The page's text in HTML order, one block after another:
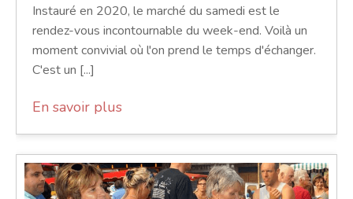
Instauré en 2020, le marché du samedi est le
rendez-vous incontournable du week-end. Voilà un
moment convivial où l'on prend le temps d'échanger.
C'est un [...]
En savoir plus